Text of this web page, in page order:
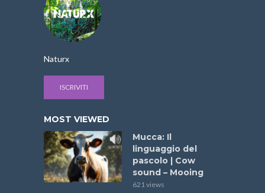
Naturx
ISCRIVITI
MOST VIEWED
Mucca: Il
linguaggio del
pascolo | Cow
sound – Mooing
621 views